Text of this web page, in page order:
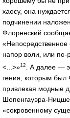
хаосу, она
подчинении
Флоренский
«Непосредственное
напор воли, или по-
<...>»12
. А далее —
гения, которым был
привлекая модные
Шопенгауэра-
«сокровенному